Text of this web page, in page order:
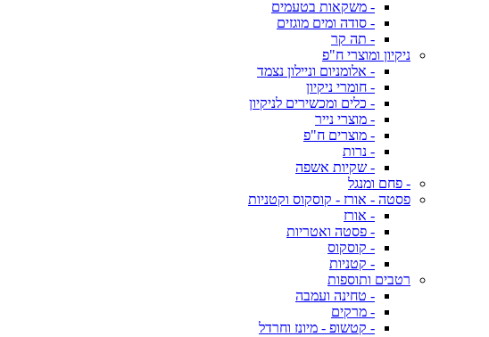
- משקאות בטעמים
- סודה ומים מוגזים
- תה קר
ניקיון ומוצרי ח"פ
- אלומניום וניילון נצמד
- חומרי ניקיון
- כלים ומכשירים לניקיון
- מוצרי נייר
- מוצרים ח"פ
- נרות
- שקיות אשפה
- פחם ומנגל
פסטה - אורז - קוסקוס וקטניות
- אורז
- פסטה ואטריות
- קוסקוס
- קטניות
רטבים ותוספות
- טחינה ועמבה
- מרקים
- קטשופ - מיונז וחרדל